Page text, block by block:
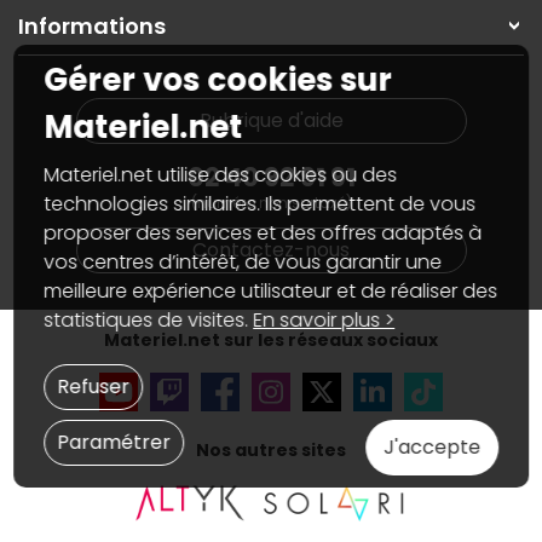
SAV, demander un retour
Informations
Guides d'achats et tutoriels
On rachète votre carte graphique
PC sur mesure : Votre RDV personnalisé
Notre démarche écologique
Materiel.net recrute
Notre programme d'affiliation
Partenariat & Sponsoring
Informations
Plan du site
Nos marques
Conditions générales de vente
Informations légales
Données personnellesetcookies
Gérer vos cookies
Accessibilité : non conforme
Rubrique d'aide
02 40 92 91 91
(numéro non surtaxé)
Contactez-nous
Materiel.net sur les réseaux sociaux
Nos autres sites
Gérer vos cookies sur
Materiel.net
Materiel.net utilise des cookies ou des
technologies similaires. Ils permettent de vous
proposer des services et des offres adaptés à
vos centres d’intérêt, de vous garantir une
meilleure expérience utilisateur et de réaliser des
statistiques de visites.En savoir plus >
J'accepte
Paramétrer
Refuser